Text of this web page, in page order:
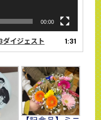
00:00
イジェスト 1:31